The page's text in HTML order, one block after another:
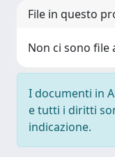
File in questo
Non ci sono file
I documenti in
e tutti i diritti
indicazione.